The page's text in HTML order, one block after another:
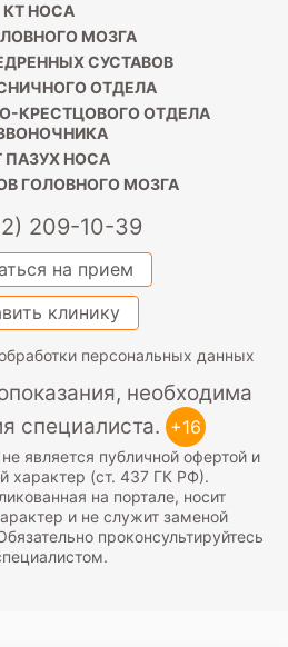
КТ НОСА
МОЗГА
СУСТАВОВ
ОТДЕЛА
КРЕСТЦОВОГО ОТДЕЛА
ПАЗУХ НОСА
ГОЛОВНОГО МОЗГА
209-10-39
на прием
клинику
персональных данных
необходима
специалиста. +16
является публичной офертой и
характер (ст. 437 ГК РФ).
на портале, носит
и не служит заменой
проконсультируйтесь